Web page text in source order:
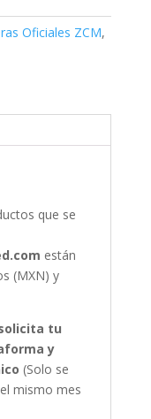
Oficiales ZCM,
que se
están
(MXN) y
tu
y
(Solo se
mismo mes